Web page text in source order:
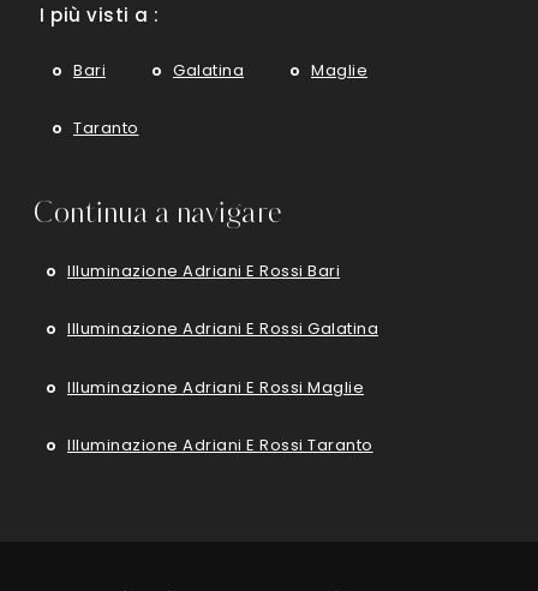
I più visti a :
Bari Galatina Maglie
Taranto
Continua a navigare
Illuminazione Adriani E Rossi Bari
Illuminazione Adriani E Rossi Galatina
Illuminazione Adriani E Rossi Maglie
Illuminazione Adriani E Rossi Taranto